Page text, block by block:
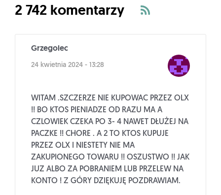
2 742 komentarzy
Grzegolec
24 kwietnia 2024 - 13:28
WITAM .SZCZERZE NIE KUPOWAC PRZEZ OLX
!! BO KTOS PIENIADZE OD RAZU MA A
CZLOWIEK CZEKA PO 3- 4 NAWET DŁUŻEJ NA
PACZKE !! CHORE . A 2 TO KTOS KUPUJE
PRZEZ OLX I NIESTETY NIE MA
ZAKUPIONEGO TOWARU !! OSZUSTWO !! JAK
JUZ ALBO ZA POBRANIEM LUB PRZELEW NA
KONTO ! Z GÓRY DZIĘKUJĘ POZDRAWIAM.